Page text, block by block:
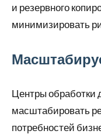
и резервного
минимизировать
Центры обработки
масштабировать
потребностей